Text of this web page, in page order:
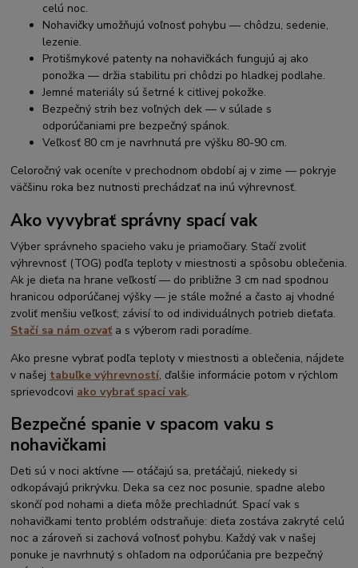
celú noc.
Nohavičky umožňujú voľnosť pohybu — chôdzu, sedenie,
lezenie.
Protišmykové patenty na nohavičkách fungujú aj ako
ponožka — držia stabilitu pri chôdzi po hladkej podlahe.
Jemné materiály sú šetrné k citlivej pokožke.
Bezpečný strih bez voľných dek — v súlade s
odporúčaniami pre bezpečný spánok.
Veľkosť 80 cm je navrhnutá pre výšku 80-90 cm.
Celoročný vak oceníte v prechodnom období aj v zime — pokryje
väčšinu roka bez nutnosti prechádzať na inú výhrevnosť.
Ako vyvybrať správny spací vak
Výber správneho spacieho vaku je priamočiary. Stačí zvoliť
výhrevnosť (TOG) podľa teploty v miestnosti a spôsobu oblečenia.
Ak je dieťa na hrane veľkostí — do približne 3 cm nad spodnou
hranicou odporúčanej výšky — je stále možné a často aj vhodné
zvoliť menšiu veľkosť; závisí to od individuálnych potrieb dieťaťa.
Stačí sa nám ozvaťa s výberom radi poradíme.
Ako presne vybrať podľa teploty v miestnosti a oblečenia, nájdete
v našej tabuľke výhrevností, ďalšie informácie potom v rýchlom
sprievodcovi ako vybrať spací vak.
Bezpečné spanie v spacom vaku s
nohavičkami
Deti sú v noci aktívne — otáčajú sa, pretáčajú, niekedy si
odkopávajú prikrývku. Deka sa cez noc posunie, spadne alebo
skončí pod nohami a dieťa môže prechladnúť. Spací vak s
nohavičkami tento problém odstraňuje: dieťa zostáva zakryté celú
noc a zároveň si zachová voľnosť pohybu. Každý vak v našej
ponuke je navrhnutý s ohľadom na odporúčania pre bezpečný